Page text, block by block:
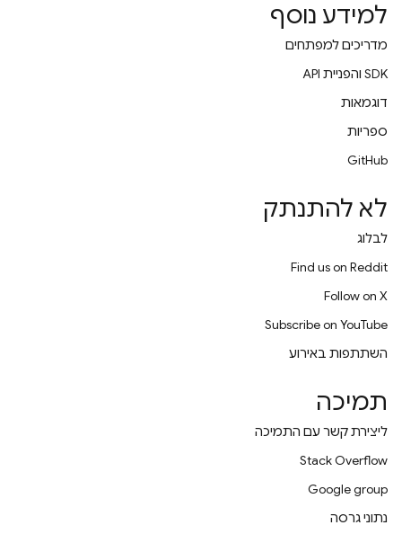
למידע נוסף
מדריכים למפתחים
‫SDK והפניית API
דוגמאות
ספריות
GitHub
לא להתנתק
לבלוג
Find us on Reddit
Follow on X
Subscribe on YouTube
השתתפות באירוע
תמיכה
ליצירת קשר עם התמיכה
Stack Overflow
Google group
נתוני גרסה